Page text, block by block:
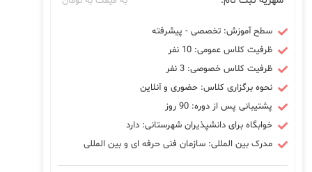
سطح آموزش: تخصصی - پیشرفته
ظرفیت کلاس عمومی: 10 نفر
ظرفیت کلاس خصوصی: 3 نفر
نحوه برگزاری کلاس: حضوری و آنلاین
پشتیبانی پس از دوره: 90 روز
خوابگاه برای دانشپذیران شهرستانی: دارد
مدرک بین المللی: سازمان فنی حرفه ای و بین المللی